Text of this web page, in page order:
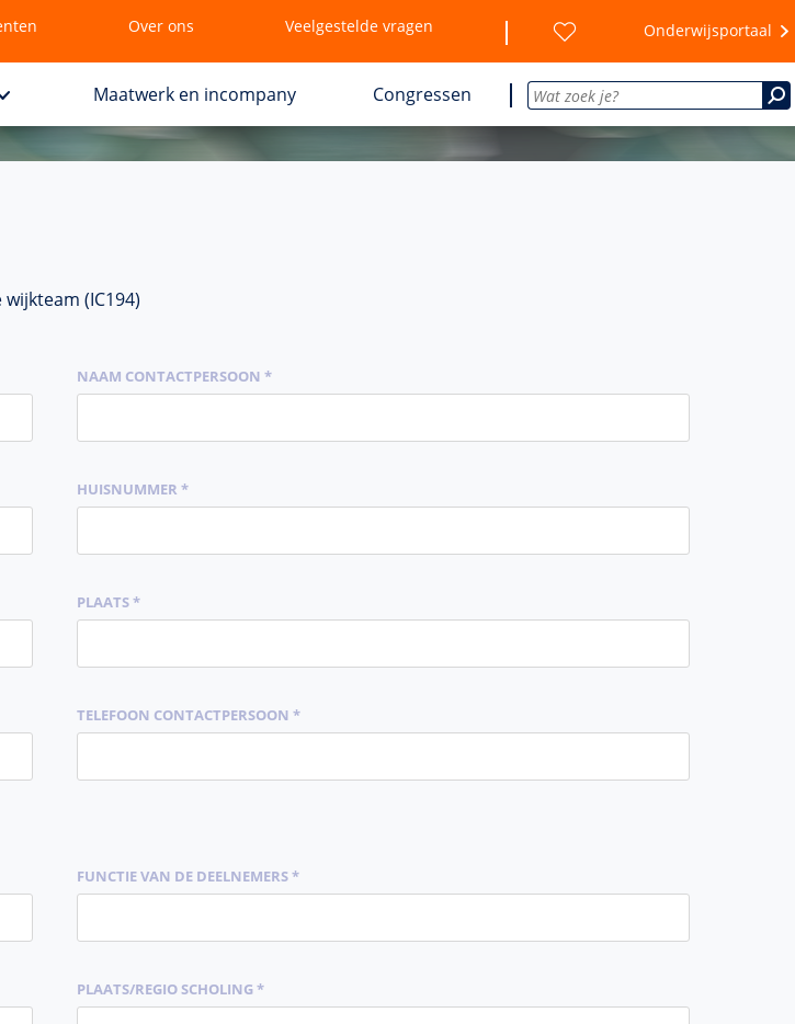
Over ons Veelgestelde vragen Onderwijsportaal
Maatwerk en incompany Congressen
(IC194)
NAAM CONTACTPERSOON *
HUISNUMMER *
PLAATS *
TELEFOON CONTACTPERSOON *
FUNCTIE VAN DE DEELNEMERS *
PLAATS/REGIO SCHOLING *